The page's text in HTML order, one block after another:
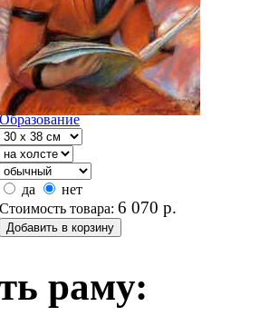
Ренуар Пьер
Импрессионизм
Образование
да
нет
Стоимость товара: 6 070 р.
раму: